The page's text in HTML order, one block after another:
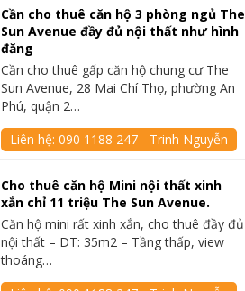
Cần cho thuê căn hộ 3 phòng ngủ The
Sun Avenue đầy đủ nội thất như hình
đăng
Cần cho thuê gấp căn hộ chung cư The
Sun Avenue, 28 Mai Chí Thọ, phường An
Phú, quận 2…
Liên hệ:090 1188 247 - Trinh Nguyễn
Cho thuê căn hộ Mini nội thất xinh
xắn chỉ 11 triệu The Sun Avenue.
Căn hộ mini rất xinh xắn, cho thuê đầy đủ
nội thất – DT: 35m2 – Tầng thấp, view
thoáng…